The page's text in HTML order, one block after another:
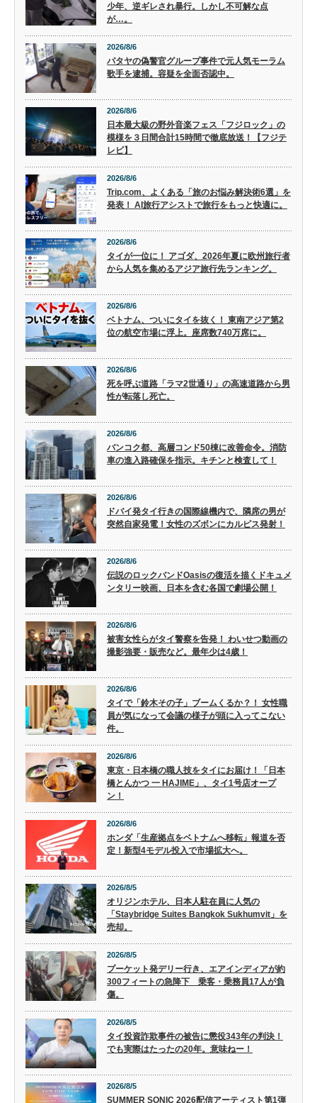
少年、逆ギレされ暴行。しかし不可解な点
が…。
2026/8/6
パタヤの偽警官グループ事件で元人気モーラム
歌手を逮捕。容疑を全面否認中。
2026/8/6
日本最大級の野外音楽フェス「フジロック」の
模様を３日間合計15時間で徹底放送！【フジテ
レビ】
2026/8/6
Trip.com、よくある「旅のお悩み解決術6選」を
発表！ AI旅行アシストで旅行をもっと快適に。
2026/8/6
タイが一位に！ アゴダ、2026年夏に欧州旅行者
から人気を集めるアジア旅行先ランキング。
2026/8/6
ベトナム、ついにタイを抜く！ 東南アジア第2
位の航空市場に浮上。座席数740万席に。
2026/8/6
死を呼ぶ道路「ラマ2世通り」の高速道路から男
性が転落し死亡。
2026/8/6
バンコク都、高層コンド50棟に改善命令。消防
車の進入路確保を指示。キチンと検査して！
2026/8/6
ドバイ発タイ行きの国際線機内で、隣席の男が
突然自家発電！女性のズボンにカルピス発射！
2026/8/6
伝説のロックバンドOasisの復活を描くドキュメ
ンタリー映画、日本を含む各国で劇場公開！
2026/8/6
被害女性らがタイ警察を告発！ わいせつ動画の
撮影強要・販売など。最年少は4歳！
2026/8/6
タイで「鈴木その子」ブームくるか？！ 女性職
員が気になって会議の様子が頭に入ってこない
件。
2026/8/6
東京・日本橋の職人技をタイにお届け！「日本
橋とんかつ 一 HAJIME」、タイ1号店オープ
ン！
2026/8/6
ホンダ「生産拠点をベトナムへ移転」報道を否
定！新型4モデル投入で市場拡大へ。
2026/8/5
オリジンホテル、日本人駐在員に人気の
「Staybridge Suites Bangkok Sukhumvit」を
売却。
2026/8/5
プーケット発デリー行き、エアインディアが約
300フィートの急降下 乗客・乗務員17人が負
傷。
2026/8/5
タイ投資詐欺事件の被告に懲役343年の判決！
でも実際はたったの20年。意味ねー！
2026/8/5
SUMMER SONIC 2026配信アーティスト第1弾